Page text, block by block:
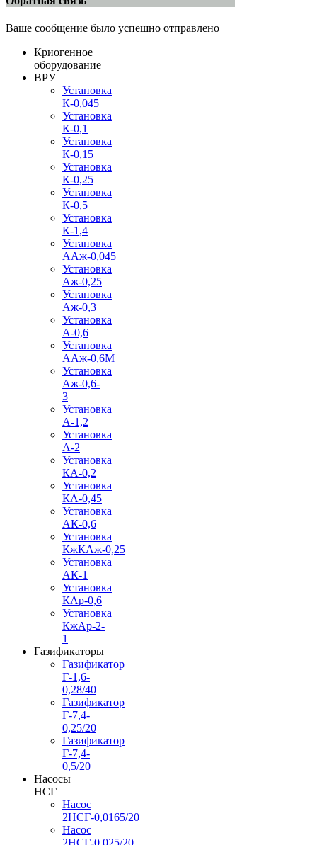
Ваше сообщение было успешно отправлено
Криогенное
оборудование
ВРУ
Установка
К-0,045
Установка
К-0,1
Установка
К-0,15
Установка
К-0,25
Установка
К-0,5
Установка
К-1,4
Установка
ААж-0,045
Установка
Аж-0,25
Установка
Аж-0,3
Установка
А-0,6
Установка
ААж-0,6М
Установка
Аж-0,6-
3
Установка
А-1,2
Установка
А-2
Установка
КА-0,2
Установка
КА-0,45
Установка
АК-0,6
Установка
КжКАж-0,25
Установка
АК-1
Установка
КАр-0,6
Установка
КжАр-2-
1
Газификаторы
Газификатор
Г-1,6-
0,28/40
Газификатор
Г-7,4-
0,25/20
Газификатор
Г-7,4-
0,5/20
Насосы
НСГ
Насос
2НСГ-0,0165/20
Насос
2НСГ-0,025/20